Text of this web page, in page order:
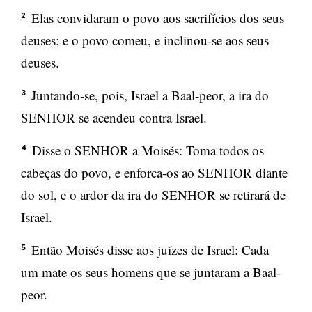
2
Elas convidaram o povo aos sacrifícios dos seus
deuses; e o povo comeu, e inclinou-se aos seus
deuses.
3
Juntando-se, pois, Israel a Baal-peor, a ira do
SENHOR se acendeu contra Israel.
4
Disse o SENHOR a Moisés: Toma todos os
cabeças do povo, e enforca-os ao SENHOR diante
do sol, e o ardor da ira do SENHOR se retirará de
Israel.
5
Então Moisés disse aos juízes de Israel: Cada
um mate os seus homens que se juntaram a Baal-
peor.